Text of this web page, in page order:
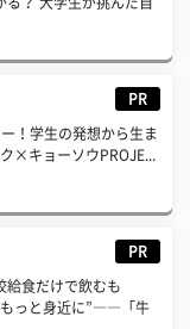
PR
！学生の発想から生ま
×キョーソウPROJE...
PR
給食だけで飲むも
っと身近に”――「牛